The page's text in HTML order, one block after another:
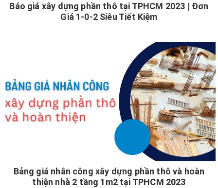
Báo giá xây dựng phần thô tại TPHCM 2023 | Đơn
Giá 1-0-2 Siêu Tiết Kiệm
Bảng giá nhân công xây dựng phần thô và hoàn
thiện nhà 2 tầng 1m2 tại TPHCM 2023